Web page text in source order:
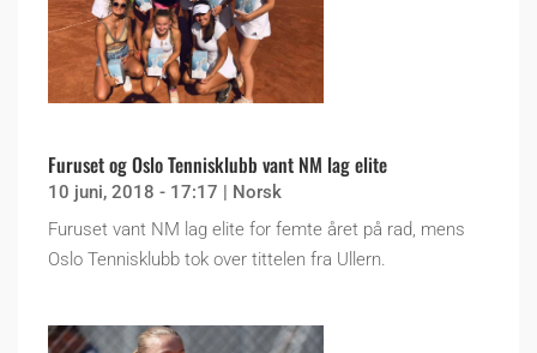
Furuset og Oslo Tennisklubb vant NM lag elite
10 juni, 2018 - 17:17 | Norsk
Furuset vant NM lag elite for femte året på rad, mens
Oslo Tennisklubb tok over tittelen fra Ullern.